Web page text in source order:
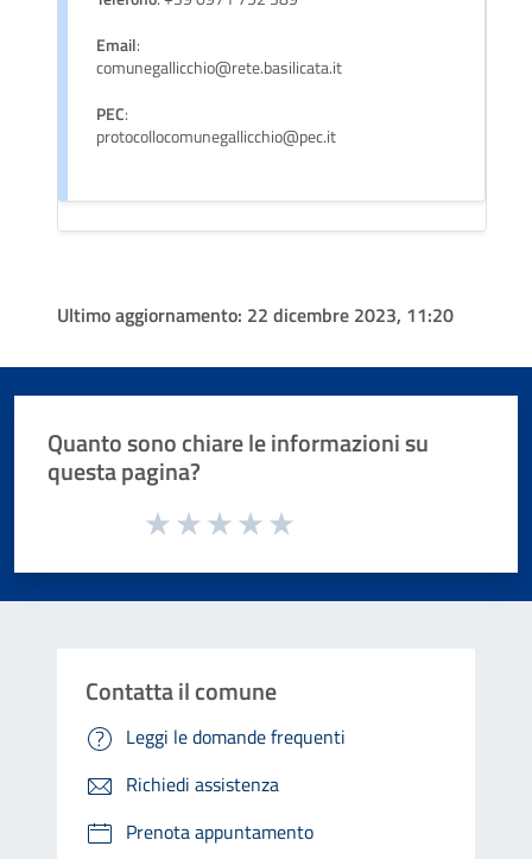
Email:
comunegallicchio@rete.basilicata.it
PEC:
protocollocomunegallicchio@pec.it
Ultimo aggiornamento: 22 dicembre 2023, 11:20
Quanto sono chiare le informazioni su
questa pagina?
Valuta da 1 a 5 stelle la pagina
Contatta il comune
Leggi le domande frequenti
Richiedi assistenza
Prenota appuntamento